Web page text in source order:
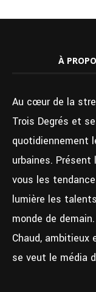
À
Au cœur de la
Trois Degrés et
quotidiennement
urbaines.
vous les
lumière les
monde de demain.
Chaud, ambitieux
se veut le média